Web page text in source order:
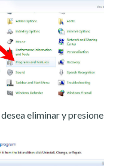
eliminar y presione